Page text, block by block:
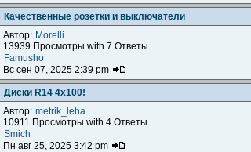
Качественные розетки и выключатели
Автор: Morelli
13939 Просмотры with 7 Ответы
Famusho
Вс сен 07, 2025 2:39 pm
Диски R14 4x100!
Автор: metrik_leha
10911 Просмотры with 4 Ответы
Smich
Пн авг 25, 2025 3:42 pm